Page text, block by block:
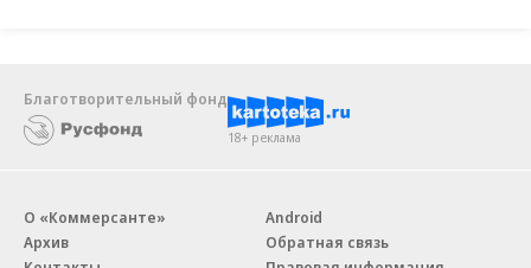
Благотворительный фонд
18+ реклама
О «Коммерсанте»
Архив
Android
Обратная связь